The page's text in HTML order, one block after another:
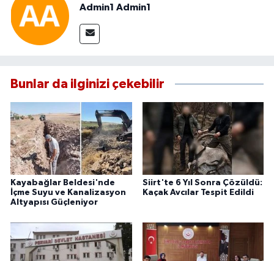
Admin1 Admin1
Bunlar da ilginizi çekebilir
Kayabağlar Beldesi'nde
İçme Suyu ve Kanalizasyon
Altyapısı Güçleniyor
Siirt'te 6 Yıl Sonra Çözüldü:
Kaçak Avcılar Tespit Edildi